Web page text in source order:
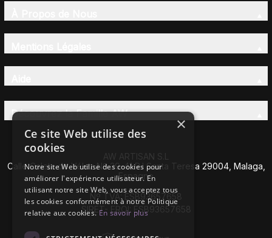
Découvrez la Famille AW
AW ARTISAN S.L
Calle Caleta de Vélez Nº 39-41 P.I Santa Teresa 29004, Malaga,
Espagne
Nº TVA: ESB93657658
SIRET- EROI: ESB93657658
×
Ce site Web utilise des
cookies
Notre site Web utilise des cookies pour
améliorer l'expérience utilisateur. En
utilisant notre site Web, vous acceptez tous
les cookies conformément à notre Politique
relative aux cookies.En savoir plus